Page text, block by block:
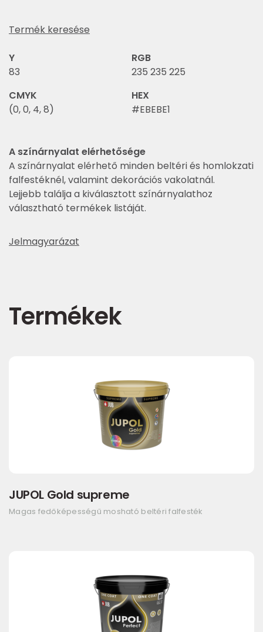
Termék keresése
Y
83
RGB
235 235 225
CMYK
(0, 0, 4, 8)
HEX
#EBEBE1
A színárnyalat elérhetősége
A színárnyalat elérhető minden beltéri és homlokzati
falfestéknél, valamint dekorációs vakolatnál.
Lejjebb találja a kiválasztott színárnyalathoz
választható termékek listáját.
Jelmagyarázat
Termékek
JUPOL Gold supreme
Magas fedőképességű mosható beltéri falfesték